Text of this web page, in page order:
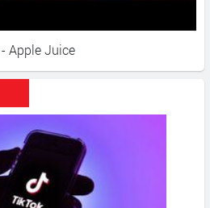
Apple Juice